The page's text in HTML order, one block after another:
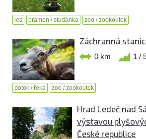
les pramen / studánka zoo / zookoutek
Záchranná
0 km 1 /
potok / řeka zoo / zookoutek
Hrad Ledeč nad
výstavou
České republice